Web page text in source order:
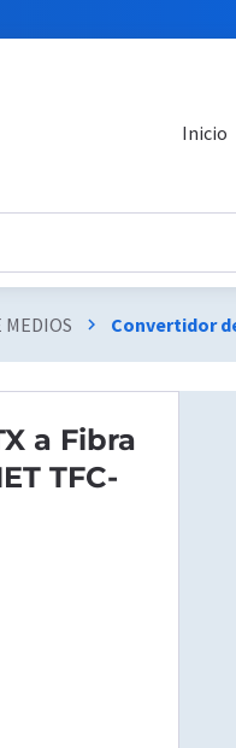
Inicio
MEDIOS chevron_right Convertidor de
a Fibra
TFC-